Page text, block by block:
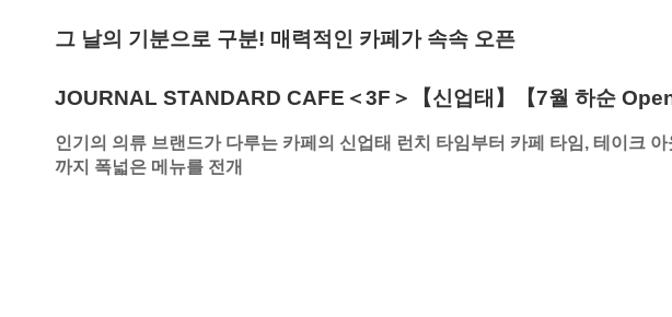
그 날의 기분으로 구분! 매력적인 카페가 속속 오픈
JOURNAL STANDARD CAFE＜3F＞【신업태】【7월 하순 Open
인기의 의류 브랜드가 다루는 카페의 신업태 런치 타임부터 카페 타임, 테이크 아
까지 폭넓은 메뉴를 전개